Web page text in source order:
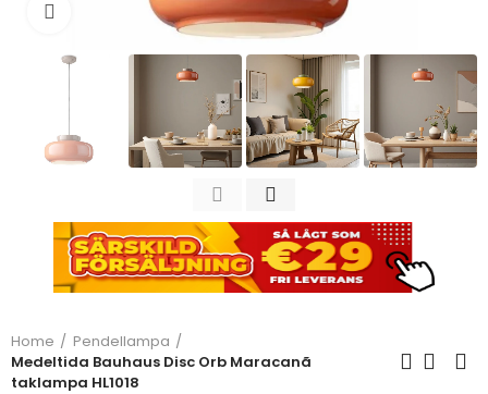
Click to enlarge
Home
Pendellampa
Medeltida Bauhaus Disc Orb Maracanã
taklampa HL1018